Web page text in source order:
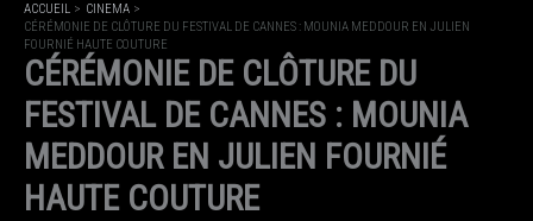
ACCUEIL
CINEMA
CÉRÉMONIE DE CLÔTURE DU FESTIVAL DE CANNES : MOUNIA MEDDOUR EN JULIEN
FOURNIÉ HAUTE COUTURE
CÉRÉMONIE DE CLÔTURE DU
FESTIVAL DE CANNES : MOUNIA
MEDDOUR EN JULIEN FOURNIÉ
HAUTE COUTURE